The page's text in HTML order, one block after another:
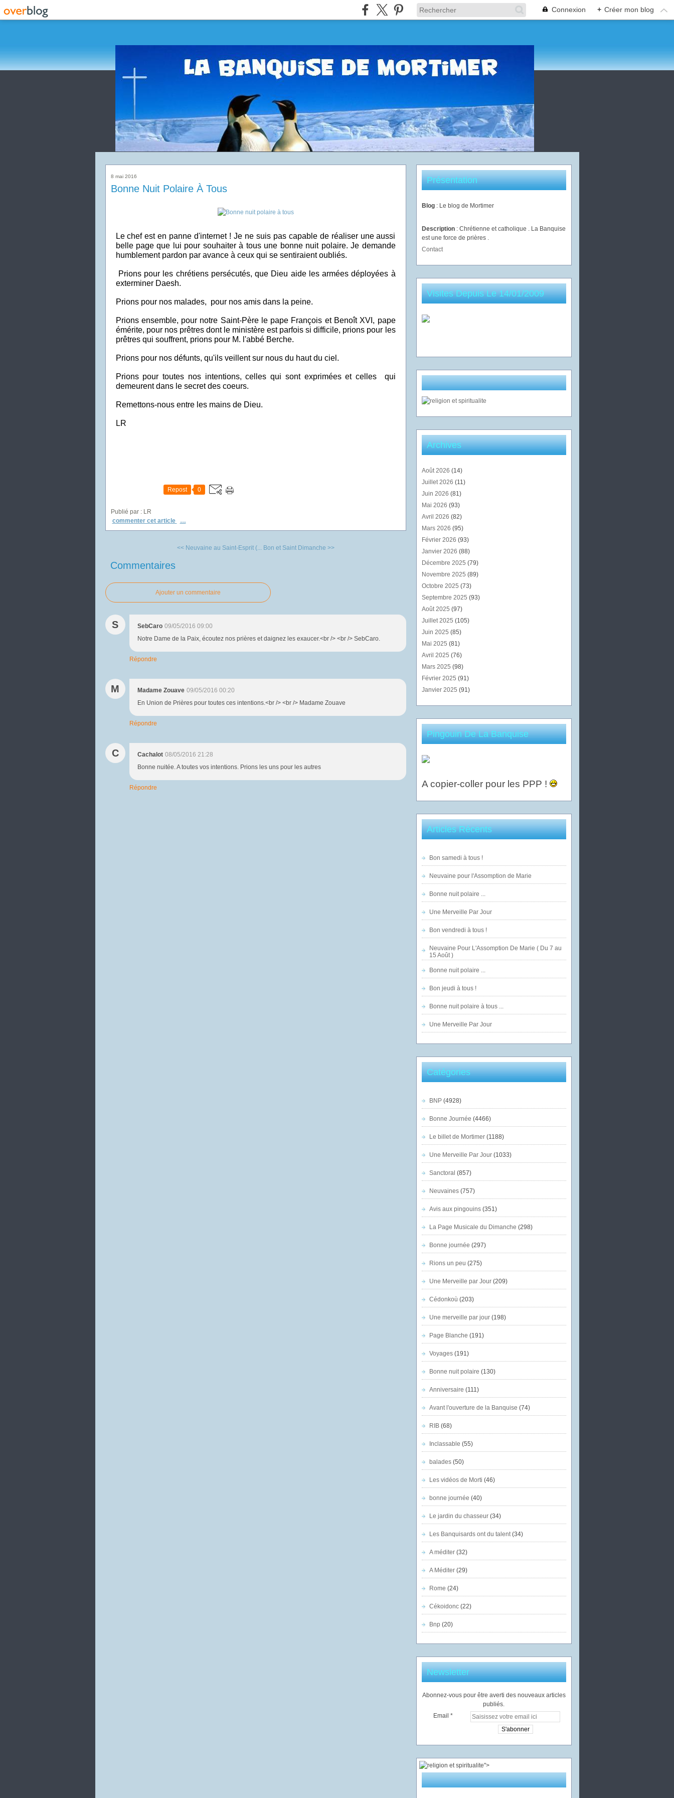
Connexion + Créer mon blog
8 mai 2016
Bonne Nuit Polaire À Tous
Le chef est en panne d'internet ! Je ne suis pas capable de réaliser une aussi
belle page que lui pour souhaiter à tous une bonne nuit polaire. Je demande
humblement pardon par avance à ceux qui se sentiraient oubliés.
Prions pour les chrétiens persécutés, que Dieu aide les armées déployées à
exterminer Daesh.
Prions pour nos malades, pour nos amis dans la peine.
Prions ensemble, pour notre Saint-Père le pape François et Benoît XVI, pape
émérite, pour nos prêtres dont le ministère est parfois si difficile, prions pour les
prêtres qui souffrent, prions pour M. l'abbé Berche.
Prions pour nos défunts, qu'ils veillent sur nous du haut du ciel.
Prions pour toutes nos intentions, celles qui sont exprimées et celles qui
demeurent dans le secret des coeurs.
Remettons-nous entre les mains de Dieu.
LR
Repost 0
Publié par : LR
commenter cet article
…
<< Neuvaine au Saint-Esprit (... Bon et Saint Dimanche >>
Commentaires
Ajouter un commentaire
S SebCaro 09/05/2016 09:00
Notre Dame de la Paix, écoutez nos prières et daignez les exaucer.<br /> <br /> SebCaro.
Répondre
M Madame Zouave 09/05/2016 00:20
En Union de Prières pour toutes ces intentions.<br /> <br /> Madame Zouave
Répondre
C Cachalot 08/05/2016 21:28
Bonne nuitée. A toutes vos intentions. Prions les uns pour les autres
Répondre
Présentation
Blog : Le blog de Mortimer
Description : Chrétienne et catholique . La Banquise
est une force de prières .
Contact
Visites Depuis Le 14/01/2009
Archives
Août 2026 (14)
Juillet 2026 (11)
Juin 2026 (81)
Mai 2026 (93)
Avril 2026 (82)
Mars 2026 (95)
Février 2026 (93)
Janvier 2026 (88)
Décembre 2025 (79)
Novembre 2025 (89)
Octobre 2025 (73)
Septembre 2025 (93)
Août 2025 (97)
Juillet 2025 (105)
Juin 2025 (85)
Mai 2025 (81)
Avril 2025 (76)
Mars 2025 (98)
Février 2025 (91)
Janvier 2025 (91)
Pingouin De La Banquise
A copier-coller pour les PPP !
Articles Récents
Bon samedi à tous !
Neuvaine pour l'Assomption de Marie
Bonne nuit polaire ...
Une Merveille Par Jour
Bon vendredi à tous !
Neuvaine Pour L'Assomption De Marie ( Du 7 au
15 Août )
Bonne nuit polaire ...
Bon jeudi à tous !
Bonne nuit polaire à tous ...
Une Merveille Par Jour
Catégories
BNP(4928)
Bonne Journée (4466)
Le billet de Mortimer(1188)
Une Merveille Par Jour(1033)
Sanctoral (857)
Neuvaines(757)
Avis aux pingouins(351)
La Page Musicale du Dimanche (298)
Bonne journée (297)
Rions un peu (275)
Une Merveille par Jour(209)
Cédonkoù (203)
Une merveille par jour(198)
Page Blanche (191)
Voyages(191)
Bonne nuit polaire (130)
Anniversaire (111)
Avant l'ouverture de la Banquise (74)
RIB(68)
Inclassable (55)
balades(50)
Les vidéos de Morti (46)
bonne journée (40)
Le jardin du chasseur(34)
Les Banquisards ont du talent(34)
A méditer(32)
A Méditer(29)
Rome (24)
Cékoidonc(22)
Bnp (20)
Newsletter
Abonnez-vous pour être averti des nouveaux articles
publiés.
Email
">